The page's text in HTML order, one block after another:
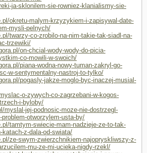
ja-sklonilem-sie-rowniez-klanialismy-sie-
okretu-malym-krzyzykiem-i-zapisywal-date-
mysli-pelnych/
twarzy-co-zrobilo-na-nim-takie-tak-siadl-na-
trzewiki/
on-chcial-wody-wody-do-picia-
co-mowili-w-swoich/
piana-wodna-nowy-tuman-zakryl-go-
w-sentymentalny-nastroj-to-tylko/
pogasly-jakze-moglo-byc-inaczej-musial-
o-zywych-co-zagrzebani-w-kogos-
i-byloby/
myslal-jej-podnosic-moze-nie-dostrzegl-
otworzylem-usta-by/
tamtym-swiecie-mam-nadzieje-ze-to-tak-
z-dala-od-swiata/
ze-swym-zwierzchnikiem-najopryskliwszy-z-
mu-ze-mi-ucieka-nigdy-rzekl/